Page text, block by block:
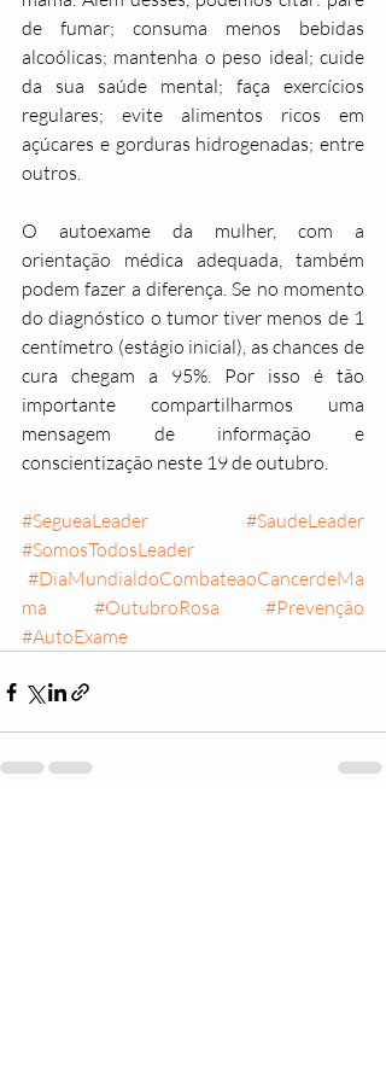
de fumar; consuma menos bebidas
alcoólicas; mantenha o peso ideal; cuide
da sua saúde mental; faça exercícios
regulares; evite alimentos ricos em
açúcares e gorduras hidrogenadas; entre
outros.
O autoexame da mulher, com a
orientação médica adequada, também
podem fazer a diferença. Se no momento
do diagnóstico o tumor tiver menos de 1
centímetro (estágio inicial), as chances de
cura chegam a 95%. Por isso é tão
importante compartilharmos uma
mensagem de informação e
conscientização neste 19 de outubro.
#SegueaLeader
#SaudeLeader
#SomosTodosLeader
#DiaMundialdoCombateaoCancerdeMa
ma
#OutubroRosa
#Prevenção
#AutoExame